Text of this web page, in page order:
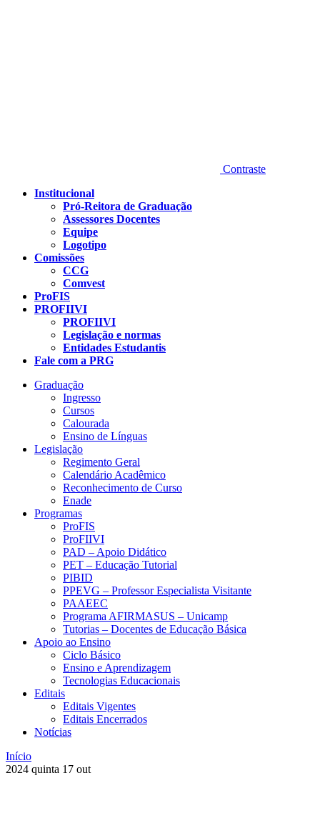
Contraste
Institucional
Pró-Reitora de Graduação
Assessores Docentes
Equipe
Logotipo
Comissões
CCG
Comvest
ProFIS
PROFIIVI
PROFIIVI
Legislação e normas
Entidades Estudantis
Fale com a PRG
Graduação
Ingresso
Cursos
Calourada
Ensino de Línguas
Legislação
Regimento Geral
Calendário Acadêmico
Reconhecimento de Curso
Enade
Programas
ProFIS
ProFIIVI
PAD – Apoio Didático
PET – Educação Tutorial
PIBID
PPEVG – Professor Especialista Visitante
PAAEEC
Programa AFIRMASUS – Unicamp
Tutorias – Docentes de Educação Básica
Apoio ao Ensino
Ciclo Básico
Ensino e Aprendizagem
Tecnologias Educacionais
Editais
Editais Vigentes
Editais Encerrados
Notícias
Início
2024 quinta 17 out